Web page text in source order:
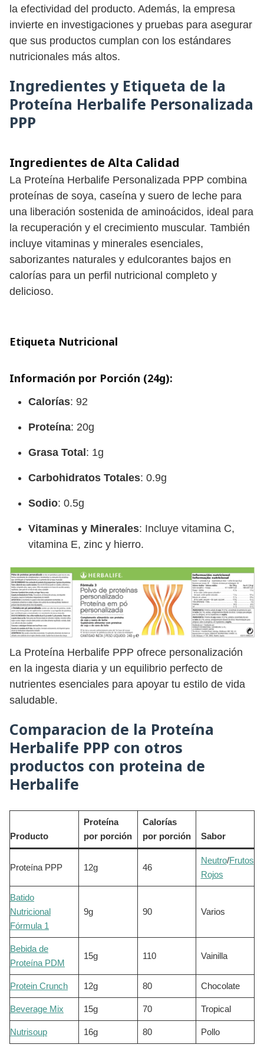
la efectividad del producto. Además, la empresa
invierte en investigaciones y pruebas para asegurar
que sus productos cumplan con los estándares
nutricionales más altos.
Ingredientes y Etiqueta de la
Proteína Herbalife Personalizada
PPP
Ingredientes de Alta Calidad
La Proteína Herbalife Personalizada PPP combina
proteínas de soya, caseína y suero de leche para
una liberación sostenida de aminoácidos, ideal para
la recuperación y el crecimiento muscular. También
incluye vitaminas y minerales esenciales,
saborizantes naturales y edulcorantes bajos en
calorías para un perfil nutricional completo y
delicioso.
Etiqueta Nutricional
Información por Porción (24g):
Calorías: 92
Proteína: 20g
Grasa Total : 1g
Carbohidratos Totales: 0.9g
Sodio: 0.5g
Vitaminas y Minerales: Incluye vitamina C,
vitamina E, zinc y hierro.
La Proteína Herbalife PPP ofrece personalización
en la ingesta diaria y un equilibrio perfecto de
nutrientes esenciales para apoyar tu estilo de vida
saludable.
Comparacion de la Proteína
Herbalife PPP con otros
productos con proteina de
Herbalife
Producto
Proteína
por porción
Calorías
por porción
Sabor
Proteína PPP 12g 46
Neutro/Frutos
Rojos
Batido
Nutricional
Fórmula 1
9g 90 Varios
Bebida de
Proteína PDM
15g 110 Vainilla
Protein Crunch 12g 80 Chocolate
Beverage Mix 15g 70 Tropical
Nutrisoup 16g 80 Pollo